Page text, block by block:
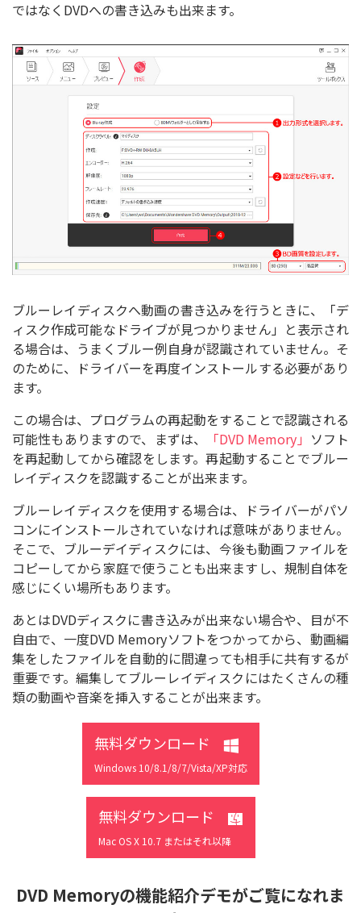
ではなくDVDへの書き込みも出来ます。
ブルーレイディスクへ動画の書き込みを行うときに、「デ
ィスク作成可能なドライブが見つかりません」と表示され
る場合は、うまくブルー例自身が認識されていません。そ
のために、ドライバーを再度インストールする必要があり
ます。
この場合は、プログラムの再起動をすることで認識される
可能性もありますので、まずは、
「DVD Memory」 ソフト
を再起動してから確認をします。再起動することでブルー
レイディスクを認識することが出来ます。
ブルーレイディスクを使用する場合は、ドライバーがパソ
コンにインストールされていなければ意味がありません。
そこで、ブルーデイディスクには、今後も動画ファイルを
コピーしてから家庭で使うことも出来ますし、規制自体を
感じにくい場所もあります。
あとはDVDディスクに書き込みが出来ない場合や、目が不
自由で、一度DVD Memoryソフトをつかってから、動画編
集をしたファイルを自動的に間違っても相手に共有するが
重要です。編集してブルーレイディスクにはたくさんの種
類の動画や音楽を挿入することが出来ます。
無料ダウンロード
Windows 10/8.1/8/7/Vista/XP対応
無料ダウンロード
Mac OS X 10.7 またはそれ以降
DVD Memoryの機能紹介デモがご覧になれま